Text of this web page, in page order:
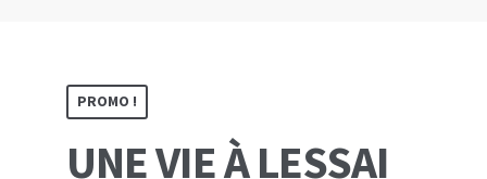
PROMO !
UNE VIE À LESSAI